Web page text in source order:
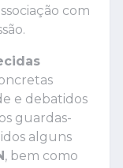
com
e debatidos
guardas-
alguns
, bem como